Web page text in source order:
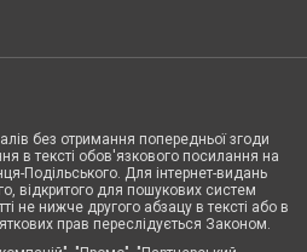
без отримання попередньої згоди
в тексті обов'язкового посилання на
Подільського. Для інтернет-видань
відкритого для пошукових систем
не нижче другого абзацу в тексті або в
прав переслідується Законом.